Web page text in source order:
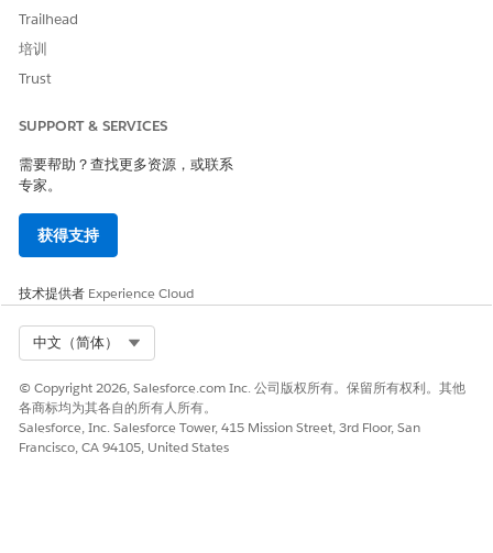
Trailhead
培训
Trust
SUPPORT & SERVICES
需要帮助？查找更多资源，或联系
专家。
获得支持
技术提供者 Experience Cloud
中文（简体）
© Copyright 2026, Salesforce.com Inc. 公司版权所有。保留所有权利。其他
各商标均为其各自的所有人所有。
Salesforce, Inc. Salesforce Tower, 415 Mission Street, 3rd Floor, San
Francisco, CA 94105, United States